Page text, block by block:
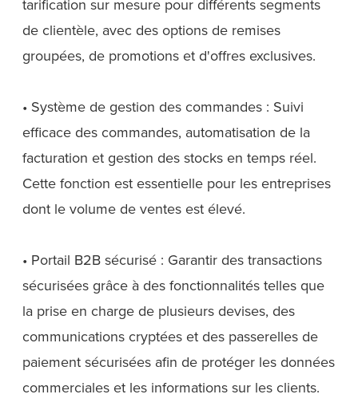
tarification sur mesure pour différents segments
de clientèle, avec des options de remises
groupées, de promotions et d'offres exclusives.
• Système de gestion des commandes : Suivi
efficace des commandes, automatisation de la
facturation et gestion des stocks en temps réel.
Cette fonction est essentielle pour les entreprises
dont le volume de ventes est élevé.
• Portail B2B sécurisé : Garantir des transactions
sécurisées grâce à des fonctionnalités telles que
la prise en charge de plusieurs devises, des
communications cryptées et des passerelles de
paiement sécurisées afin de protéger les données
commerciales et les informations sur les clients.